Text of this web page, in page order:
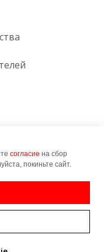
30
согласие на сбор
покиньте сайт.